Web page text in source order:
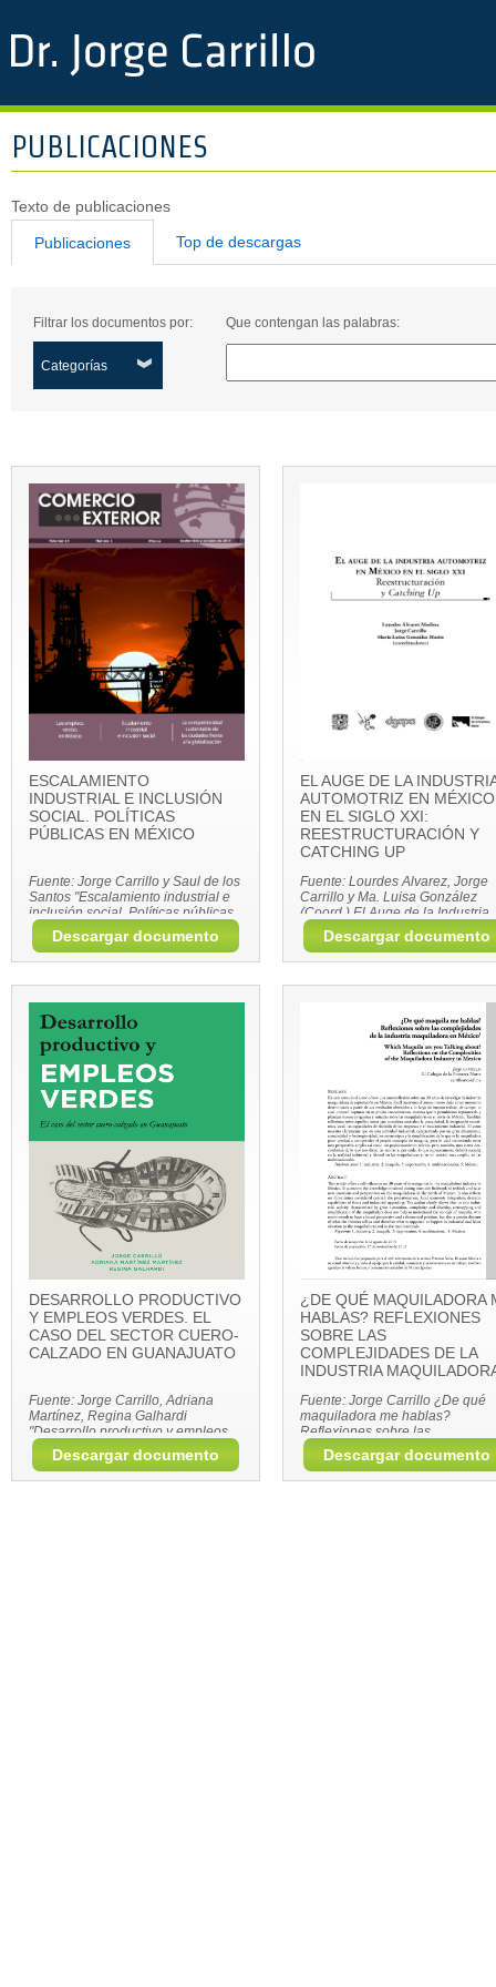
PUBLICACIONES
Texto de publicaciones
Publicaciones Top de descargas
Filtrar los documentos por:
Categorías
Que contengan las palabras:
ESCALAMIENTO
INDUSTRIAL E INCLUSIÓN
SOCIAL. POLÍTICAS
PÚBLICAS EN MÉXICO
Fuente: Jorge Carrillo y Saul de los
Santos "Escalamiento industrial e
inclusión social. Políticas públicas
en México" Comercio Exterior, Vol.
64, número 5, México, septiembre-
octubre, 2014, pp.16-24
Descargar documento
EL AUGE DE LA
AUTOMOTRIZ EN MÉXICO
EN EL SIGLO XXI:
REESTRUCTURACIÓN Y
CATCHING UP
Fuente: Lourdes Alvarez, Jorge
Carrillo y Ma. Luisa González
(Coord.) El Auge de la Industria
Automotriz en México en el Siglo
XXI: reestructuración y catching
UNAM-COLEF, México, 2014
Descargar documento
DESARROLLO PRODUCTIVO
Y EMPLEOS VERDES. EL
CASO DEL SECTOR CUERO-
CALZADO EN GUANAJUATO
Fuente: Jorge Carrillo, Adriana
Martínez, Regina Galhardi
"Desarrollo productivo y empleos
verdes. El caso del sector cuero-
calzado en Guanajuato" El Colegio
de la Frontera Norte,, Plaza y
Descargar documento
¿DE QUÉ MAQUILADORA
HABLAS? REFLEXIONES
SOBRE LAS
COMPLEJIDADES DE LA
INDUSTRIA
Fuente: Jorge Carrillo ¿De qué
maquiladora me hablas?
Reflexiones sobre las
complejidades de la industria
maquiladora en México. En
Frontera Norte, Vol. 26, número
Descargar documento